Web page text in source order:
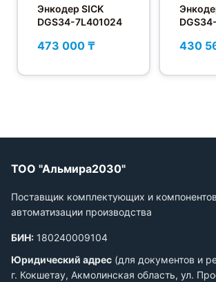
Энкодер SICK
DGS34-7L401024
473 000 ₸ 430
ТОО "Альмира2030"
Поставщик комплектующих и
автоматизации производства
БИН: 180240009104
Юридический адрес (для документов и
г. Кокшетау, Акмолинская область, ул.